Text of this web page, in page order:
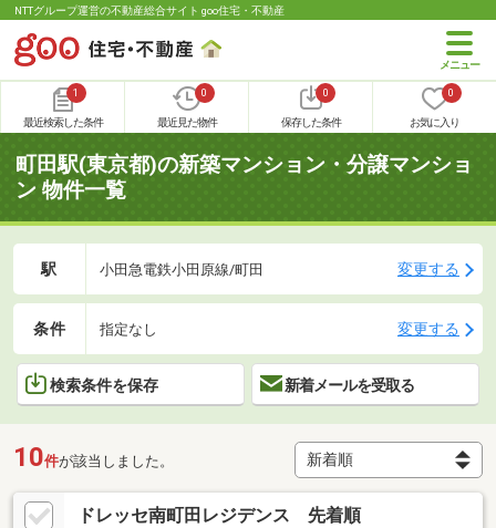
NTTグループ運営の不動産総合サイト goo住宅・不動産
1
最近検索した条件
0
最近見た物件
0
保存した条件
0
お気に入り
町田駅(東京都)の新築マンション・分譲マンショ
ン 物件一覧
駅 小田急電鉄小田原線/町田 変更する
条件 指定なし 変更する
検索条件を保存 新着メールを受取る
10件が該当しました。
ドレッセ南町田レジデンス 先着順